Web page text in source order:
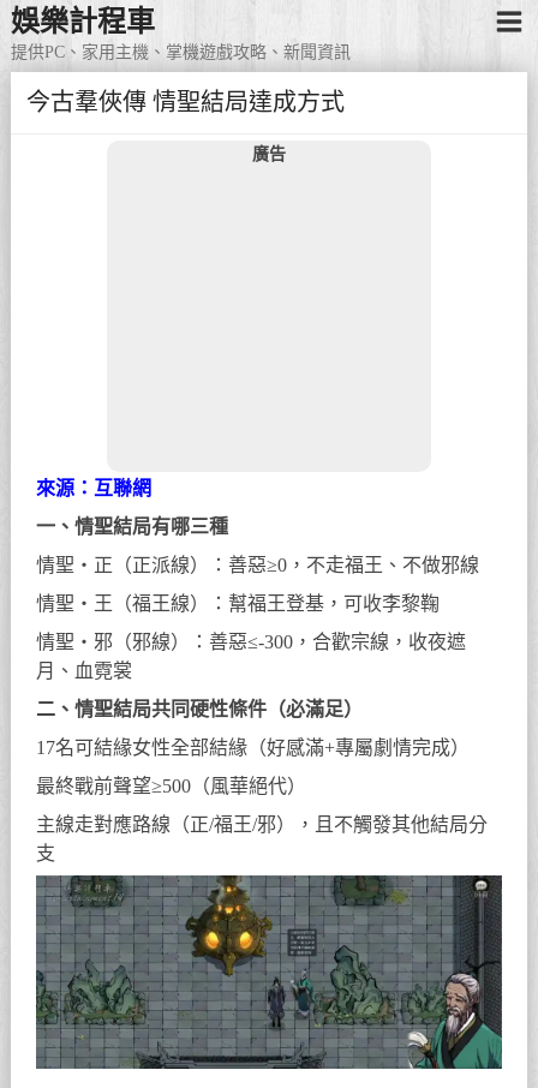
娛樂計程車
提供PC、家用主機、掌機遊戲攻略、新聞資訊
今古羣俠傳 情聖結局達成方式
廣告
來源：互聯網
一、情聖結局有哪三種
情聖・正（正派線）：善惡≥0，不走福王、不做邪線
情聖・王（福王線）：幫福王登基，可收李黎鞠
情聖・邪（邪線）：善惡≤-300，合歡宗線，收夜遮
月、血霓裳
二、情聖結局共同硬性條件（必滿足）
17名可結緣女性全部結緣（好感滿+專屬劇情完成）
最終戰前聲望≥500（風華絕代）
主線走對應路線（正/福王/邪），且不觸發其他結局分
支